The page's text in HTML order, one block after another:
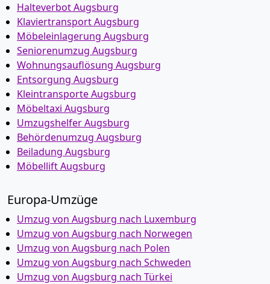
Halteverbot Augsburg
Klaviertransport Augsburg
Möbeleinlagerung Augsburg
Seniorenumzug Augsburg
Wohnungsauflösung Augsburg
Entsorgung Augsburg
Kleintransporte Augsburg
Möbeltaxi Augsburg
Umzugshelfer Augsburg
Behördenumzug Augsburg
Beiladung Augsburg
Möbellift Augsburg
Europa-Umzüge
Umzug von Augsburg nach Luxemburg
Umzug von Augsburg nach Norwegen
Umzug von Augsburg nach Polen
Umzug von Augsburg nach Schweden
Umzug von Augsburg nach Türkei